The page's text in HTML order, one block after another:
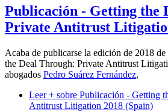
Publicación - Getting the
Private Antitrust
Acaba de publicarse la edición de 2018
the Deal Through: Private Antitrust
abogados Pedro Suárez Fernández,
Leer + sobre Publicación - Getting
Antitrust Litigation 2018 (Spain)